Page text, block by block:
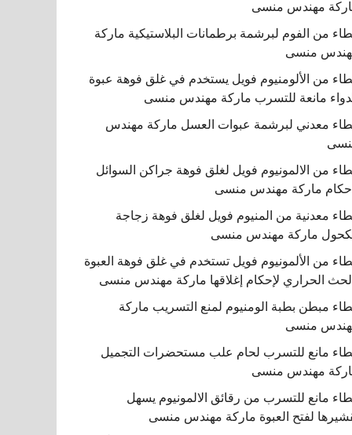
مهندس منسى
من الفوم لبرشمة برطمانات البلاستيكية ماركة
منسى
من الألومنيوم فويل يستخدم في غلق فوهة عبوة
مانعة للتسرب ماركة مهندس منسى
معدني لبرشمة عبوات العسل ماركة مهندس
من الالمونيوم فويل لغلق فوهة جراكن السوائل
ماركة مهندس منسى
معدنية من المنيوم فويل لغلق فوهة زجاجة
ماركة مهندس منسى
من الألمونيوم فويل تستخدم في غلق فوهة العبوة
الحراري لإحكام إغلاقها ماركة مهندس منسى
مبطن بطبة الومنيوم لمنع التسريب ماركة
منسى
مانع للتسرب لحام علب مستحضرات التجميل
مهندس منسى
مانع للتسرب من رقائق الالمونيوم يسهل
لفتح العبوة ماركة مهندس منسى